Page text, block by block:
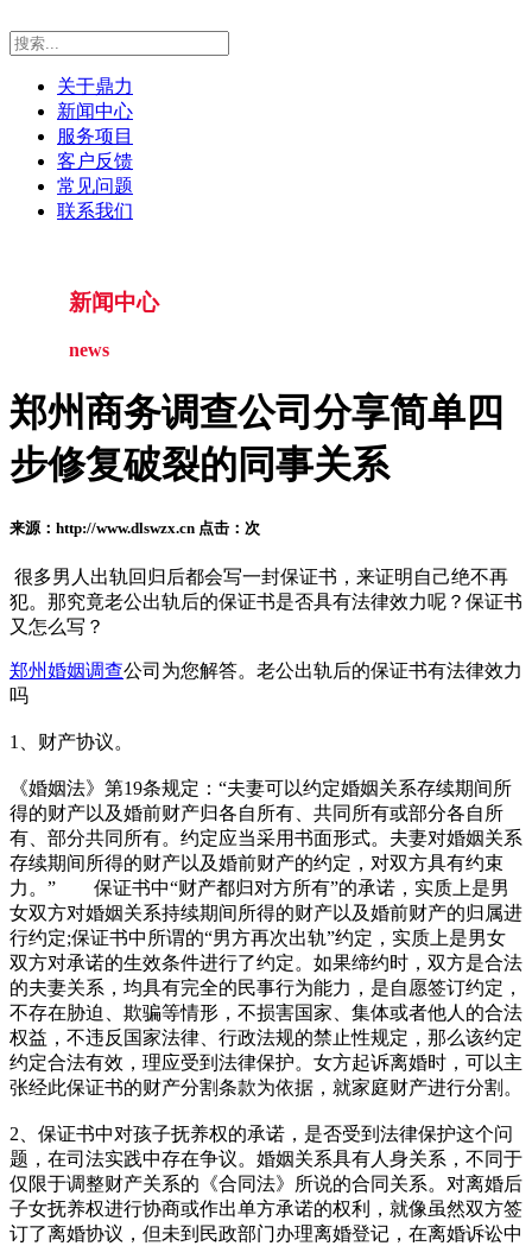
关于鼎力
新闻中心
服务项目
客户反馈
常见问题
联系我们
新闻中心
news
郑州商务调查公司分享简单四
步修复破裂的同事关系
来源：http://www.dlswzx.cn 点击： 次
很多男人出轨回归后都会写一封保证书，来证明自己绝不再
犯。那究竟老公出轨后的保证书是否具有法律效力呢？保证书
又怎么写？
郑州婚姻调查公司为您解答。老公出轨后的保证书有法律效力
吗
1、财产协议。
《婚姻法》第19条规定：“夫妻可以约定婚姻关系存续期间所
得的财产以及婚前财产归各自所有、共同所有或部分各自所
有、部分共同所有。约定应当采用书面形式。夫妻对婚姻关系
存续期间所得的财产以及婚前财产的约定，对双方具有约束
力。” 保证书中“财产都归对方所有”的承诺，实质上是男
女双方对婚姻关系持续期间所得的财产以及婚前财产的归属进
行约定;保证书中所谓的“男方再次出轨”约定，实质上是男女
双方对承诺的生效条件进行了约定。如果缔约时，双方是合法
的夫妻关系，均具有完全的民事行为能力，是自愿签订约定，
不存在胁迫、欺骗等情形，不损害国家、集体或者他人的合法
权益，不违反国家法律、行政法规的禁止性规定，那么该约定
约定合法有效，理应受到法律保护。女方起诉离婚时，可以主
张经此保证书的财产分割条款为依据，就家庭财产进行分割。
2、保证书中对孩子抚养权的承诺，是否受到法律保护这个问
题，在司法实践中存在争议。婚姻关系具有人身关系，不同于
仅限于调整财产关系的《合同法》所说的合同关系。对离婚后
子女抚养权进行协商或作出单方承诺的权利，就像虽然双方签
订了离婚协议，但未到民政部门办理离婚登记，在离婚诉讼中